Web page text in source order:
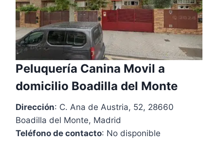
Peluquería Canina Movil a
domicilio Boadilla del Monte
Dirección: C. Ana de Austria, 52, 28660
Boadilla del Monte, Madrid
Teléfono de contacto: No disponible